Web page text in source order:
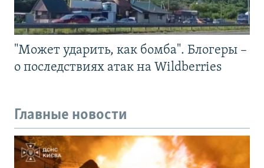
"Может ударить, как бомба". Блогеры –
о последствиях атак на Wildberries
Главные новости